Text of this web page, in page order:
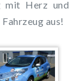
mit Herz und
aus!